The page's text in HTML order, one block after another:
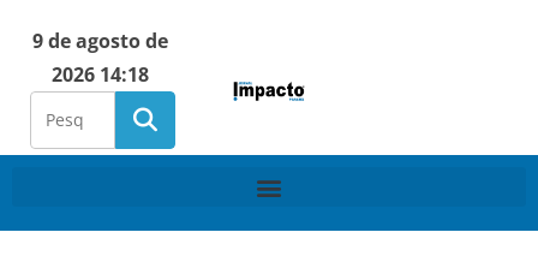
9 de agosto de
2026 14:18